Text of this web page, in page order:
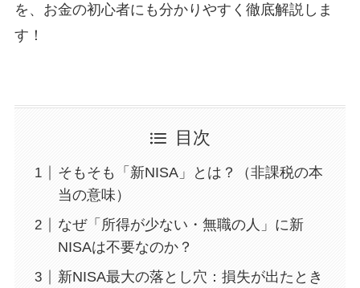
を、お金の初心者にも分かりやすく徹底解説しま
す！
目次
そもそも「新NISA」とは？（非課税の本
当の意味）
なぜ「所得が少ない・無職の人」に新
NISAは不要なのか？
新NISA最大の落とし穴：損失が出たとき